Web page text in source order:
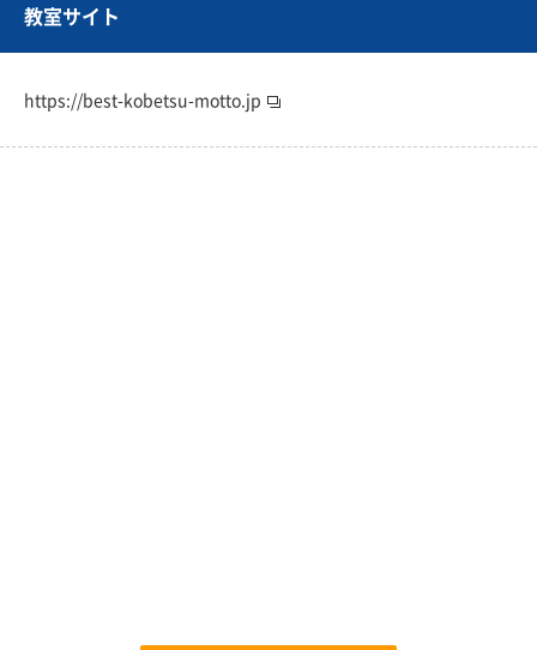
教室サイト
https://best-kobetsu-motto.jp